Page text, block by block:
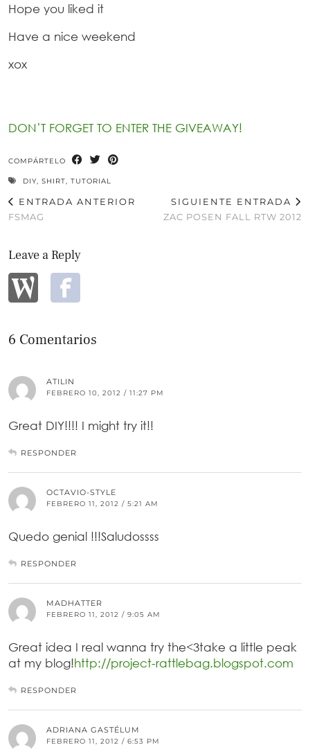
Hope you liked it
Have a nice weekend
xox
DON’T FORGET TO ENTER THE GIVEAWAY!
COMPÁRTELO
DIY, SHIRT, TUTORIAL
ENTRADA ANTERIOR
FSMAG
SIGUIENTE ENTRADA
ZAC POSEN FALL RTW 2012
Leave a Reply
6 Comentarios
ATILIN
FEBRERO 10, 2012 / 11:27 PM
Great DIY!!!! I might try it!!
RESPONDER
OCTAVIO-STYLE
FEBRERO 11, 2012 / 5:21 AM
Quedo genial !!!Saludossss
RESPONDER
MADHATTER
FEBRERO 11, 2012 / 9:05 AM
Great idea I real wanna try the<3take a little peak
at my blog!http://project-rattlebag.blogspot.com
RESPONDER
ADRIANA GASTÉLUM
FEBRERO 11, 2012 / 6:53 PM